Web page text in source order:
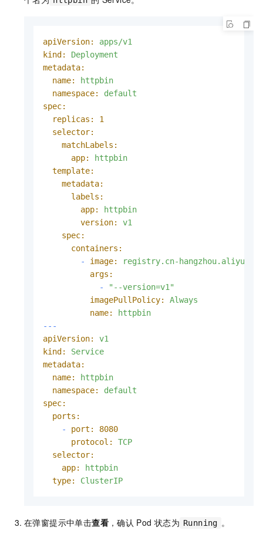
apiVersion:
apps/v1
kind:
Deployment
metadata:
name:
httpbin
namespace:
default
spec:
replicas:
1
selector:
matchLabels:
app:
httpbin
template:
metadata:
labels:
app:
httpbin
version:
v1
spec:
containers:
-
image:
registry.cn-
args:
-
"--version=v1"
imagePullPolicy:
Always
name:
httpbin
---
apiVersion:
v1
kind:
Service
metadata:
name:
httpbin
namespace:
default
spec:
ports:
-
port:
8080
protocol:
TCP
selector:
app:
httpbin
type:
ClusterIP
在弹窗提示中单击查看 ，确认 Pod 状态为 Running 。